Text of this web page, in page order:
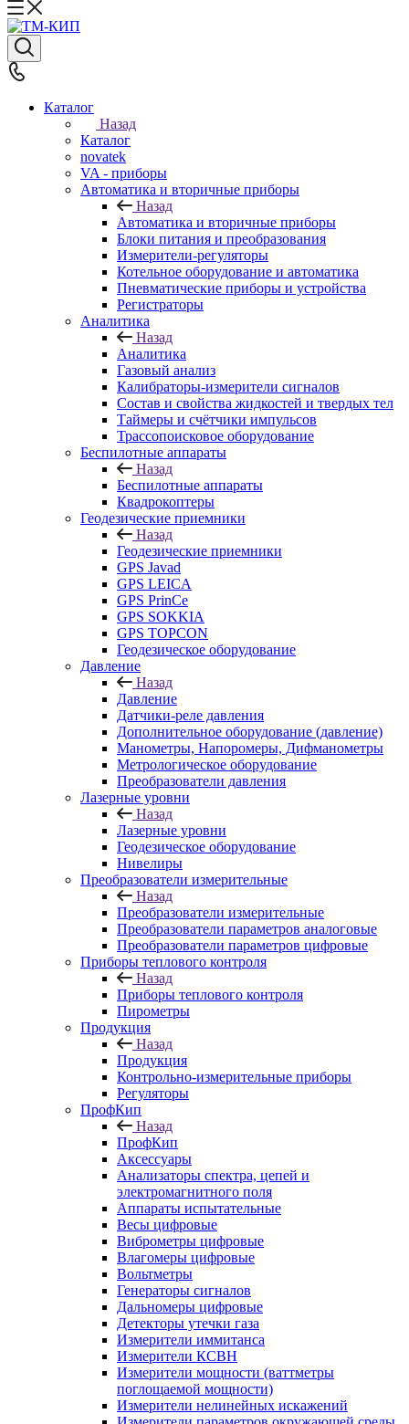
Каталог
Назад
Каталог
novatek
VA - приборы
Автоматика и вторичные приборы
Назад
Автоматика и вторичные приборы
Блоки питания и преобразования
Измерители-регуляторы
Котельное оборудование и автоматика
Пневматические приборы и устройства
Регистраторы
Аналитика
Назад
Аналитика
Газовый анализ
Калибраторы-измерители сигналов
Состав и свойства жидкостей и твердых тел
Таймеры и счётчики импульсов
Трассопоисковое оборудование
Беспилотные аппараты
Назад
Беспилотные аппараты
Квадрокоптеры
Геодезические приемники
Назад
Геодезические приемники
GPS Javad
GPS LEICA
GPS PrinCe
GPS SOKKIA
GPS TOPCON
Геодезическое оборудование
Давление
Назад
Давление
Датчики-реле давления
Дополнительное оборудование (давление)
Манометры, Напоромеры, Дифманометры
Метрологическое оборудование
Преобразователи давления
Лазерные уровни
Назад
Лазерные уровни
Геодезическое оборудование
Нивелиры
Преобразователи измерительные
Назад
Преобразователи измерительные
Преобразователи параметров аналоговые
Преобразователи параметров цифровые
Приборы теплового контроля
Назад
Приборы теплового контроля
Пирометры
Продукция
Назад
Продукция
Контрольно-измерительные приборы
Регуляторы
ПрофКип
Назад
ПрофКип
Аксессуары
Анализаторы спектра, цепей и
электромагнитного поля
Аппараты испытательные
Весы цифровые
Виброметры цифровые
Влагомеры цифровые
Вольтметры
Генераторы сигналов
Дальномеры цифровые
Детекторы утечки газа
Измерители иммитанса
Измерители КСВН
Измерители мощности (ваттметры
поглощаемой мощности)
Измерители нелинейных искажений